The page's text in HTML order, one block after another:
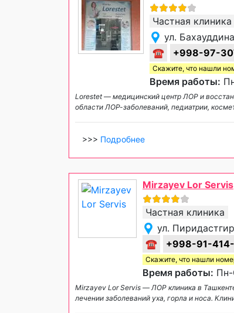
Частная клиника
ул.
☎
+998-97-
Скажите, что нашли
Время работы:
Lorestet — медицинский центр ЛОР и
области ЛОР-заболеваний, педиатрии,
>>> Подробнее
Mirzayev Lor Servis
Частная клиника
ул.
☎
+998-91-
Скажите, что нашли
Время работы:
Mirzayev Lor Servis — ЛОР клиника в
лечении заболеваний уха, горла и носа.